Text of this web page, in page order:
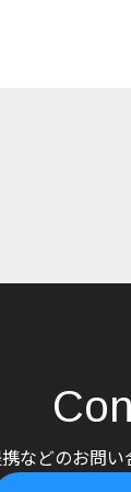
などのお問